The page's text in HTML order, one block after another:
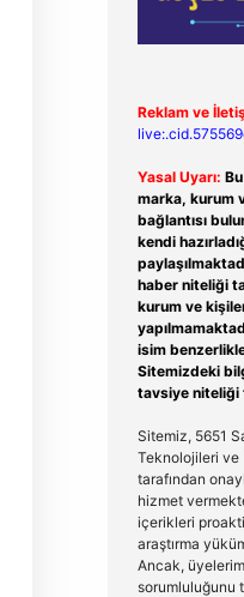
Reklam ve
Yasal Uyarı:
marka, kurum
bağlantısı
kendi
haber niteliği
kurum ve
isim
Sitemizdeki
tavsiye niteliği
Sitemiz, 5651
Teknolojileri ve
tarafından
hizmet
içerikleri
araştırma
Ancak,
sorumluluğunu